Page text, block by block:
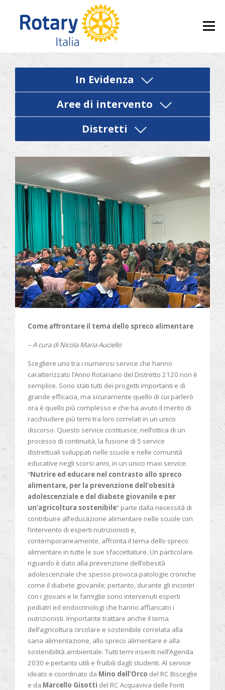
Menu
In Evidenza
Aree di intervento
Distretti
Come affrontare il tema dello spreco alimentare
– A cura di Nicola Maria Auciello
Scegliere uno tra i numerosi service che hanno
caratterizzato l’Anno Rotariano del Distretto 2120 non è
semplice. Sono stati tutti dei progetti importanti e di
grande efficacia, ma sicuramente quello di cui parlerò
ora è quello più complesso e che ha avuto il merito di
racchiudere più temi tra loro correlati in un unico
discorso. Questo service costituisce, nell’ottica di un
processo di continuità, la fusione di 5 service
distrettuali sviluppati nelle scuole e nelle comunità
educative negli scorsi anni, in un unico maxi service.
“Nutrire ed educare nel contrasto allo spreco
alimentare, per la prevenzione dell’obesità
adolescenziale e del diabete giovanile e per
un’agricoltura sostenibile” parte dalla necessità di
contribuire all’educazione alimentare nelle scuole con
l’intervento di esperti nutrizionisti e,
contemporaneamente, affronta il tema dello spreco
alimentare in tutte le sue sfaccettature. Un particolare
riguardo è dato alla prevenzione dell’obesità
adolescenziale che spesso provoca patologie croniche
come il diabete giovanile; pertanto, durante gli incontri
con i giovani e le famiglie sono intervenuti esperti
pediatri ed endocrinologi che hanno affiancato i
nutrizionisti. Importante trattare anche il tema
dell’agricoltura circolare e sostenibile correlata alla
sana alimentazione, allo spreco alimentare e alla
sostenibilità ambientale. Tutti temi inseriti nell’Agenda
2030 e pertanto utili e fruibili dagli studenti. Al service
ideato e coordinato da Mino dell’Orco del RC Bisceglie
e da Marcello Gisotti del RC Acquaviva delle Fonti